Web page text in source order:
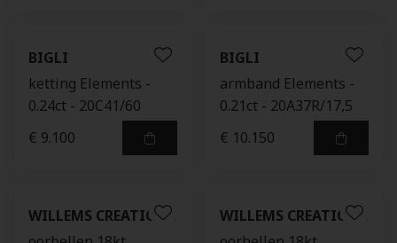
BIGLI
ketting Elements -
0.24ct - 20C41/60
€ 9.100
BIGLI
armband Elements -
0.21ct - 20A37R/17,5
€ 10.150
WILLEMS CREATIONS
WILLEMS CREATIONS